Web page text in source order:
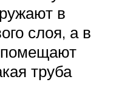
в
слоя, а в
помещают
труба